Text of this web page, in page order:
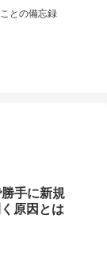
との備忘録
手に新規
原因とは